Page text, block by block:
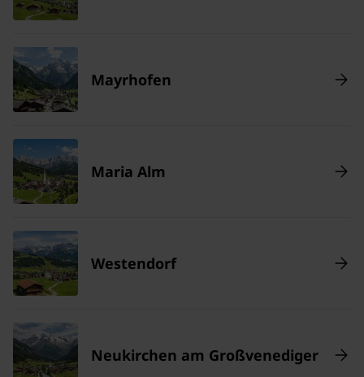
Mayrhofen
Maria Alm
Westendorf
Neukirchen am Großvenediger